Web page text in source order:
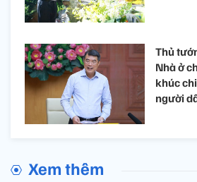
Thủ
Nhà ở
khúc
người
Xem thêm